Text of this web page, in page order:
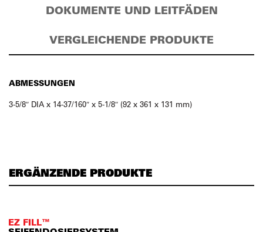
DOKUMENTE UND LEITFÄDEN
VERGLEICHENDE PRODUKTE
ABMESSUNGEN
3-5/8″ DIA x 14-37/160″ x 5-1/8″ (92 x 361 x 131 mm)
ERGÄNZENDE PRODUKTE
EZ FILL™